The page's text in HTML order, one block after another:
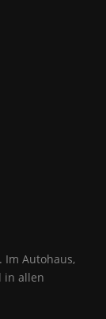
Im Autohaus,
in allen